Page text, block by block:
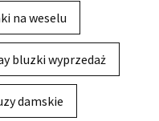
na weselu
bluzki wyprzedaż
damskie